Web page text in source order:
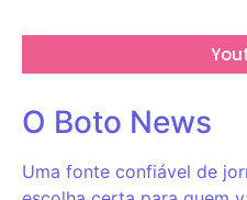
O Boto News
Uma fonte confiável de